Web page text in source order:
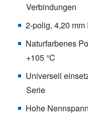
Verbindungen
2-polig, 4,20
Naturfarbenes
+105 °C
Universell
Serie
Hohe